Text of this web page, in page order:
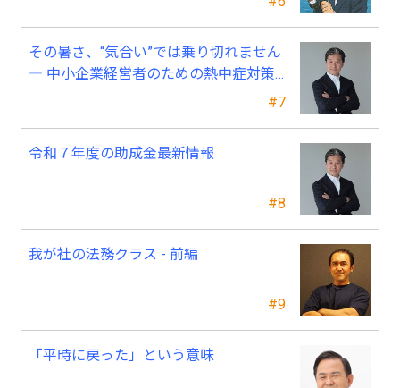
#7
その暑さ、“気合い”では乗り切れません
― 中小企業経営者のための熱中症対策
#8
令和７年度の助成金最新情報
#9
我が社の法務クラス - 前編
「平時に戻った」という意味